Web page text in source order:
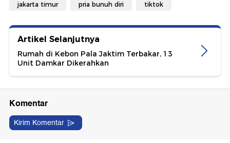
jakarta timur pria bunuh diri tiktok
Artikel Selanjutnya
Rumah di Kebon Pala Jaktim Terbakar, 13
Unit Damkar Dikerahkan